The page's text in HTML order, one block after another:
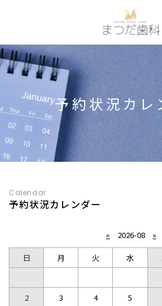
予約状況カレ
Calendar
予約状況カレンダー
« 2026-08 »
日 月 火 水
2
3 4 5